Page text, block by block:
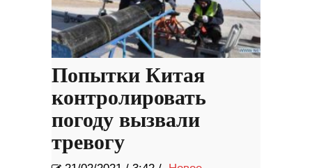
Попытки Китая
контролировать
погоду вызвали
тревогу